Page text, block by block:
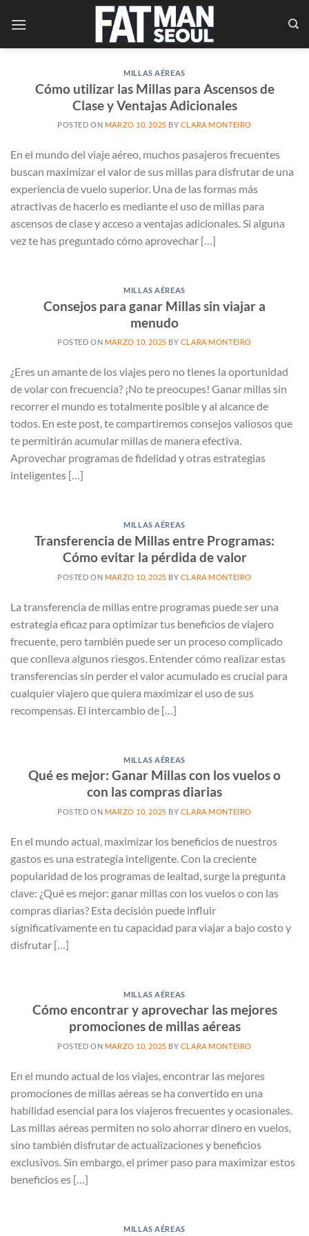
MILLAS AÉREAS
Cómo utilizar las Millas para Ascensos de
Clase y Ventajas Adicionales
POSTED ON MARZO 10, 2025 BY CLARA MONTEIRO
En el mundo del viaje aéreo, muchos pasajeros frecuentes
buscan maximizar el valor de sus millas para disfrutar de una
experiencia de vuelo superior. Una de las formas más
atractivas de hacerlo es mediante el uso de millas para
ascensos de clase y acceso a ventajas adicionales. Si alguna
vez te has preguntado cómo aprovechar […]
MILLAS AÉREAS
Consejos para ganar Millas sin viajar a
menudo
POSTED ON MARZO 10, 2025 BY CLARA MONTEIRO
¿Eres un amante de los viajes pero no tienes la oportunidad
de volar con frecuencia? ¡No te preocupes! Ganar millas sin
recorrer el mundo es totalmente posible y al alcance de
todos. En este post, te compartiremos consejos valiosos que
te permitirán acumular millas de manera efectiva.
Aprovechar programas de fidelidad y otras estrategias
inteligentes […]
MILLAS AÉREAS
Transferencia de Millas entre Programas:
Cómo evitar la pérdida de valor
POSTED ON MARZO 10, 2025 BY CLARA MONTEIRO
La transferencia de millas entre programas puede ser una
estrategia eficaz para optimizar tus beneficios de viajero
frecuente, pero también puede ser un proceso complicado
que conlleva algunos riesgos. Entender cómo realizar estas
transferencias sin perder el valor acumulado es crucial para
cualquier viajero que quiera maximizar el uso de sus
recompensas. El intercambio de […]
MILLAS AÉREAS
Qué es mejor: Ganar Millas con los vuelos o
con las compras diarias
POSTED ON MARZO 10, 2025 BY CLARA MONTEIRO
En el mundo actual, maximizar los beneficios de nuestros
gastos es una estrategia inteligente. Con la creciente
popularidad de los programas de lealtad, surge la pregunta
clave: ¿Qué es mejor: ganar millas con los vuelos o con las
compras diarias? Esta decisión puede influir
significativamente en tu capacidad para viajar a bajo costo y
disfrutar […]
MILLAS AÉREAS
Cómo encontrar y aprovechar las mejores
promociones de millas aéreas
POSTED ON MARZO 10, 2025 BY CLARA MONTEIRO
En el mundo actual de los viajes, encontrar las mejores
promociones de millas aéreas se ha convertido en una
habilidad esencial para los viajeros frecuentes y ocasionales.
Las millas aéreas permiten no solo ahorrar dinero en vuelos,
sino también disfrutar de actualizaciones y beneficios
exclusivos. Sin embargo, el primer paso para maximizar estos
beneficios es […]
MILLAS AÉREAS